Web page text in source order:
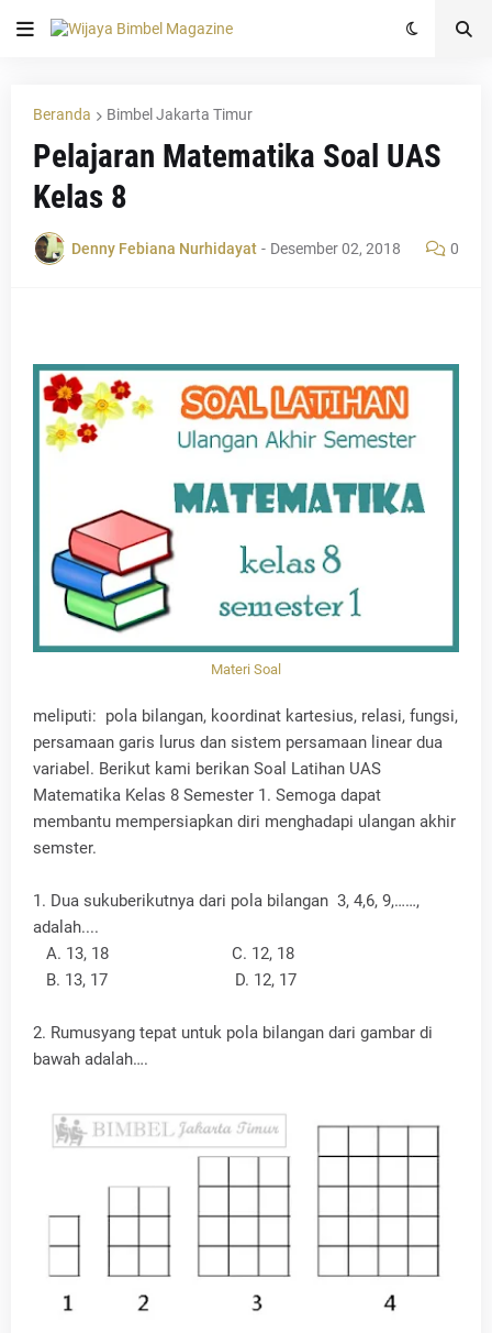
Beranda Bimbel Jakarta Timur
Pelajaran Matematika Soal UAS
Kelas 8
Denny Febiana Nurhidayat - Desember 02, 2018 0
Materi Soal
meliputi: pola bilangan, koordinat kartesius, relasi, fungsi,
persamaan garis lurus dan sistem persamaan linear dua
variabel. Berikut kami berikan Soal Latihan UAS
Matematika Kelas 8 Semester 1. Semoga dapat
membantu mempersiapkan diri menghadapi ulangan akhir
semster.
1. Dua sukuberikutnya dari pola bilangan 3, 4,6, 9,……,
adalah....
A. 13, 18 C. 12, 18
B. 13, 17 D. 12, 17
2. Rumusyang tepat untuk pola bilangan dari gambar di
bawah adalah….